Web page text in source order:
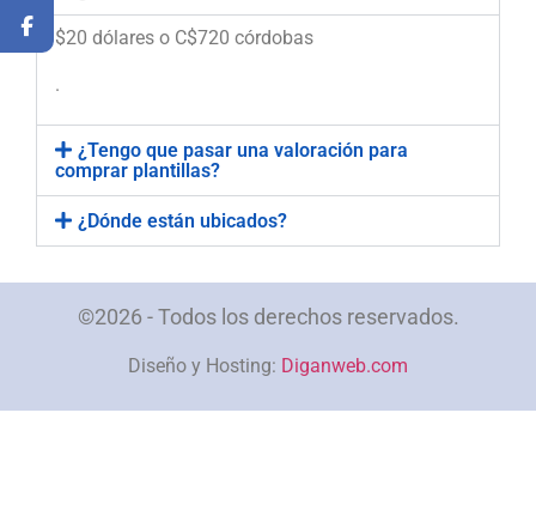
$20 dólares o C$720 córdobas
.
¿Tengo que pasar una valoración para
comprar plantillas?
¿Dónde están ubicados?
©2026 - Todos los derechos reservados.
Diseño y Hosting: Diganweb.com